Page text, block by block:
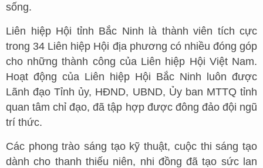
sống.
Liên hiệp Hội tỉnh Bắc Ninh là thành viên tích cực
trong 34 Liên hiệp Hội địa phương có nhiều đóng góp
cho những thành công của Liên hiệp Hội Việt Nam.
Hoạt động của Liên hiệp Hội Bắc Ninh luôn được
Lãnh đạo Tỉnh ủy, HĐND, UBND, Ủy ban MTTQ tỉnh
quan tâm chỉ đạo, đã tập hợp được đông đảo đội ngũ
trí thức.
Các phong trào sáng tạo kỹ thuật, cuộc thi sáng tạo
dành cho thanh thiếu niên, nhi đồng đã tạo sức lan